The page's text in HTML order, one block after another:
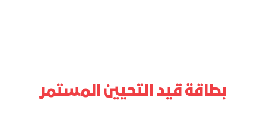
بطاقة قيد التحيين المستمر